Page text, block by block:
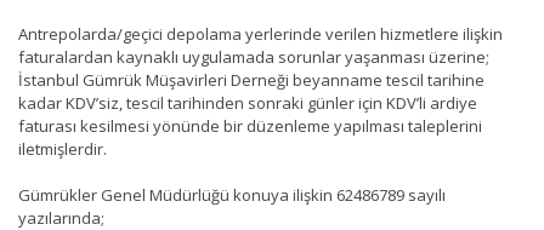
Antrepolarda/geçici depolama yerlerinde verilen hizmetlere ilişkin
faturalardan kaynaklı uygulamada sorunlar yaşanması üzerine;
İstanbul Gümrük Müşavirleri Derneği beyanname tescil tarihine
kadar KDV’siz, tescil tarihinden sonraki günler için KDV’li ardiye
faturası kesilmesi yönünde bir düzenleme yapılması taleplerini
iletmişlerdir.
Gümrükler Genel Müdürlüğü konuya ilişkin 62486789 sayılı
yazılarında;